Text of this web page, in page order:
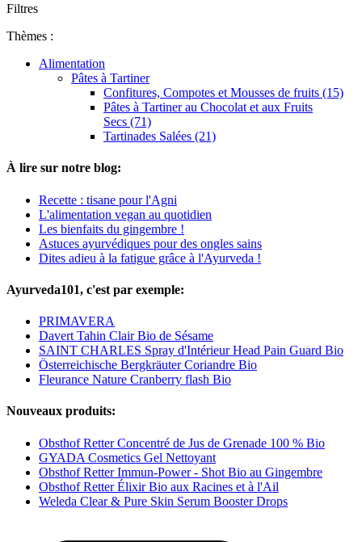
Filtres
Thèmes :
Alimentation
Pâtes à Tartiner
Confitures, Compotes et Mousses de fruits (15)
Pâtes à Tartiner au Chocolat et aux Fruits
Secs (71)
Tartinades Salées (21)
À lire sur notre blog:
Recette : tisane pour l'Agni
L'alimentation vegan au quotidien
Les bienfaits du gingembre !
Astuces ayurvédiques pour des ongles sains
Dites adieu à la fatigue grâce à l'Ayurveda !
Ayurveda101, c'est par exemple:
PRIMAVERA
Davert Tahin Clair Bio de Sésame
SAINT CHARLES Spray d'Intérieur Head Pain Guard Bio
Österreichische Bergkräuter Coriandre Bio
Fleurance Nature Cranberry flash Bio
Nouveaux produits:
Obsthof Retter Concentré de Jus de Grenade 100 % Bio
GYADA Cosmetics Gel Nettoyant
Obsthof Retter Immun-Power - Shot Bio au Gingembre
Obsthof Retter Élixir Bio aux Racines et à l'Ail
Weleda Clear & Pure Skin Serum Booster Drops